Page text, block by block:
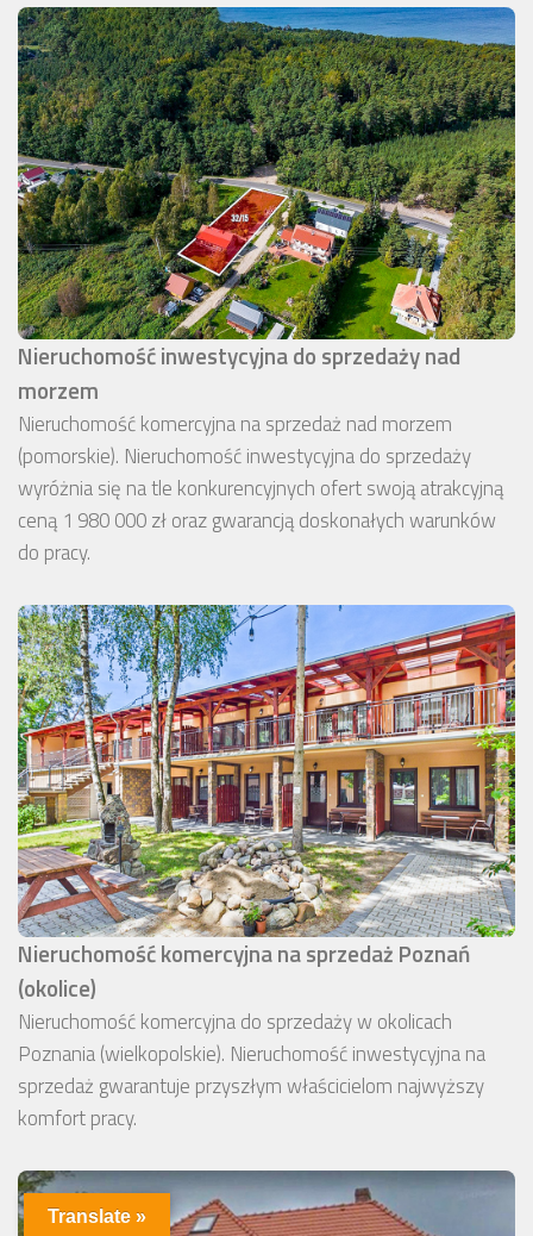
Nieruchomość inwestycyjna do sprzedaży nad
morzem
Nieruchomość komercyjna na sprzedaż nad morzem
(pomorskie). Nieruchomość inwestycyjna do sprzedaży
wyróżnia się na tle konkurencyjnych ofert swoją atrakcyjną
ceną 1 980 000 zł oraz gwarancją doskonałych warunków
do pracy.
Nieruchomość komercyjna na sprzedaż Poznań
(okolice)
Nieruchomość komercyjna do sprzedaży w okolicach
Poznania (wielkopolskie). Nieruchomość inwestycyjna na
sprzedaż gwarantuje przyszłym właścicielom najwyższy
komfort pracy.
Translate »